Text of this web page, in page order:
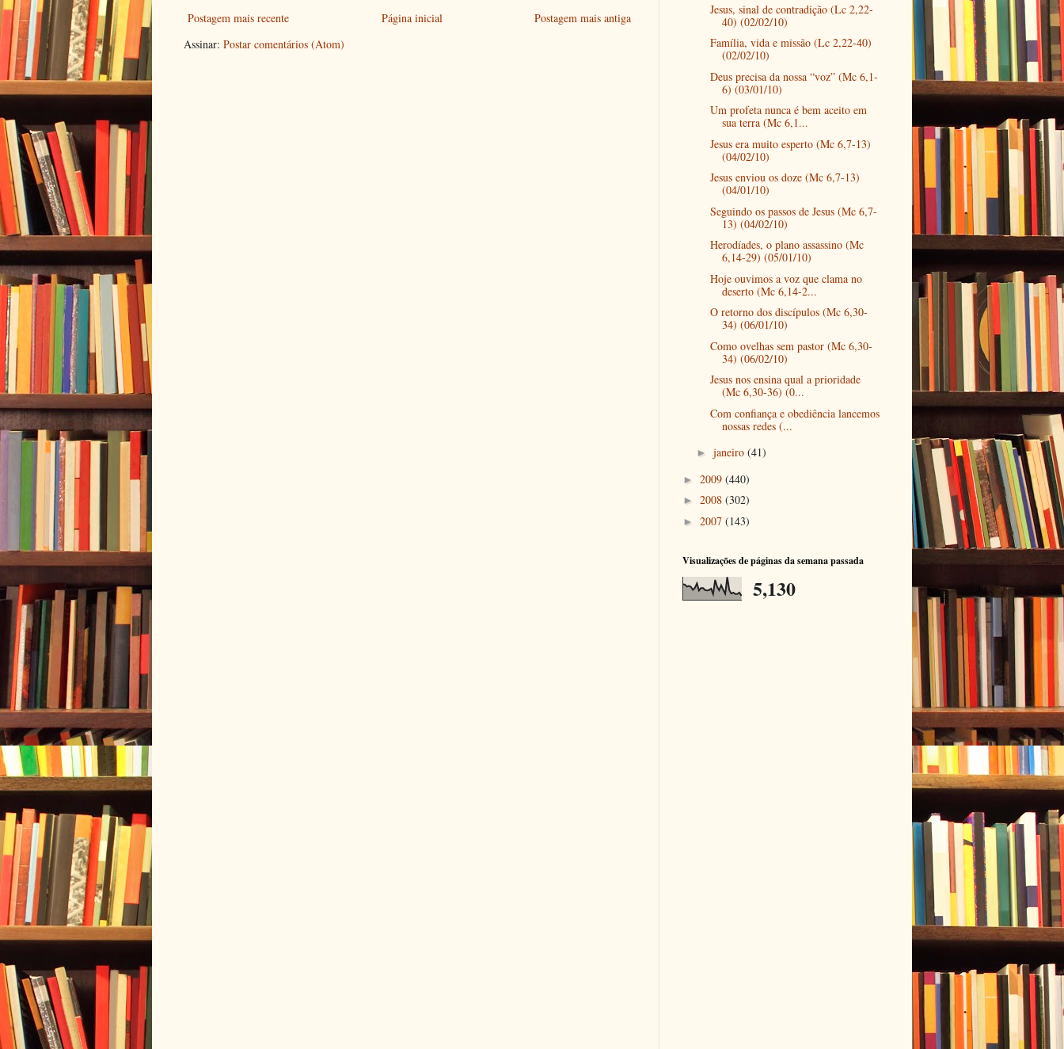
Postagem mais recente Postagem mais antiga
Página inicial
Assinar: Postar comentários (Atom)
Jesus, sinal de contradição (Lc 2,22-
40) (02/02/10)
Família, vida e missão (Lc 2,22-40)
(02/02/10)
Deus precisa da nossa “voz” (Mc 6,1-
6) (03/01/10)
Um profeta nunca é bem aceito em
sua terra (Mc 6,1...
Jesus era muito esperto (Mc 6,7-13)
(04/02/10)
Jesus enviou os doze (Mc 6,7-13)
(04/01/10)
Seguindo os passos de Jesus (Mc 6,7-
13) (04/02/10)
Herodíades, o plano assassino (Mc
6,14-29) (05/01/10)
Hoje ouvimos a voz que clama no
deserto (Mc 6,14-2...
O retorno dos discípulos (Mc 6,30-
34) (06/01/10)
Como ovelhas sem pastor (Mc 6,30-
34) (06/02/10)
Jesus nos ensina qual a prioridade
(Mc 6,30-36) (0...
Com confiança e obediência lancemos
nossas redes (...
► janeiro (41)
► 2009 (440)
► 2008 (302)
► 2007 (143)
Visualizações de páginas da semana passada
5,130